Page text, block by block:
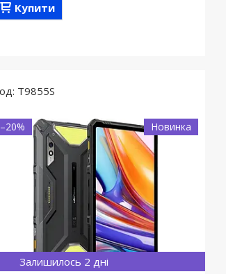
Купити
T9855S
Залишилось 2 дні
Новинка
–20%